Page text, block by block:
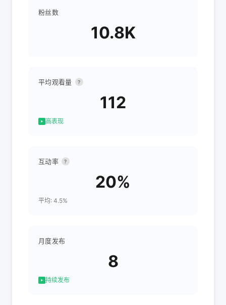
粉丝数
10.8K
平均观看量 ?
112
高表现
互动率 ?
20%
平均: 4.5%
月度发布
8
持续发布